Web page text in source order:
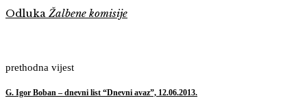
Odluka Žalbene komisije
prethodna vijest
G. Igor Boban – dnevni list “Dnevni avaz”, 12.06.2013.